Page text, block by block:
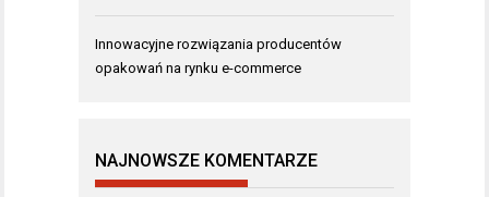
Innowacyjne rozwiązania producentów
opakowań na rynku e-commerce
NAJNOWSZE KOMENTARZE